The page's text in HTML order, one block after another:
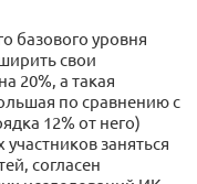
базового уровня
свои
20%, а такая
по сравнению с
12% от него)
заняться
согласен